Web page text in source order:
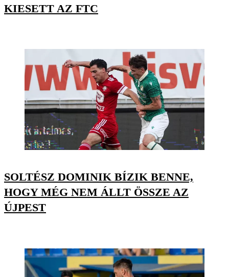
KIESETT AZ FTC
SOLTÉSZ DOMINIK BÍZIK BENNE,
HOGY MÉG NEM ÁLLT ÖSSZE AZ
ÚJPEST